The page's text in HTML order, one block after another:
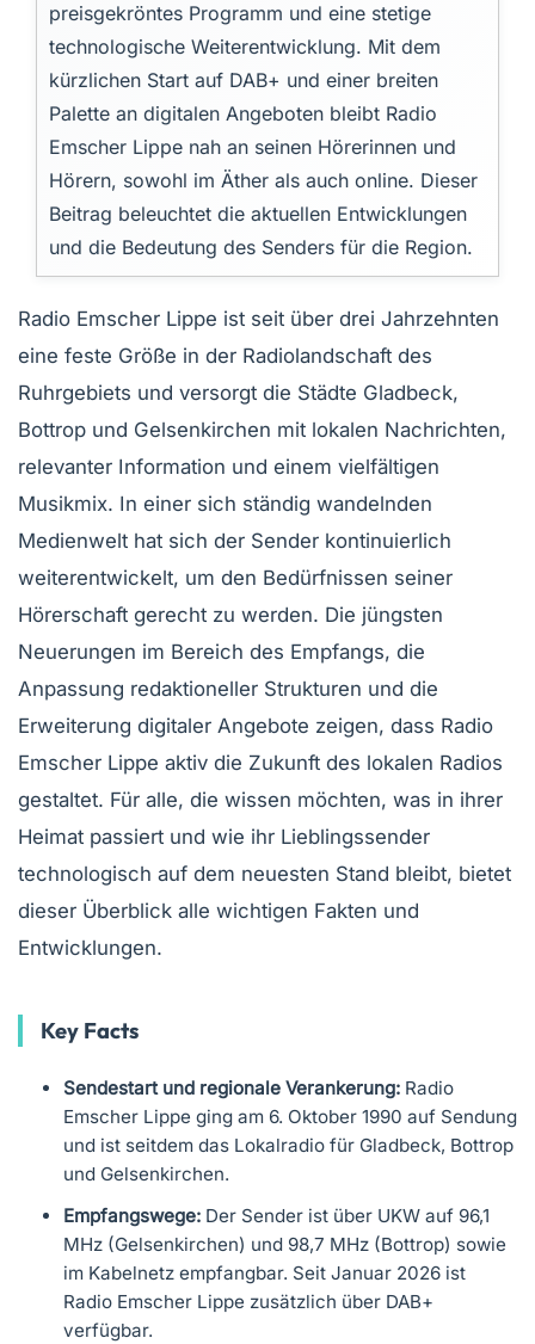
preisgekröntes Programm und eine stetige
technologische Weiterentwicklung. Mit dem
kürzlichen Start auf DAB+ und einer breiten
Palette an digitalen Angeboten bleibt Radio
Emscher Lippe nah an seinen Hörerinnen und
Hörern, sowohl im Äther als auch online. Dieser
Beitrag beleuchtet die aktuellen Entwicklungen
und die Bedeutung des Senders für die Region.
Radio Emscher Lippe ist seit über drei Jahrzehnten
eine feste Größe in der Radiolandschaft des
Ruhrgebiets und versorgt die Städte Gladbeck,
Bottrop und Gelsenkirchen mit lokalen Nachrichten,
relevanter Information und einem vielfältigen
Musikmix. In einer sich ständig wandelnden
Medienwelt hat sich der Sender kontinuierlich
weiterentwickelt, um den Bedürfnissen seiner
Hörerschaft gerecht zu werden. Die jüngsten
Neuerungen im Bereich des Empfangs, die
Anpassung redaktioneller Strukturen und die
Erweiterung digitaler Angebote zeigen, dass Radio
Emscher Lippe aktiv die Zukunft des lokalen Radios
gestaltet. Für alle, die wissen möchten, was in ihrer
Heimat passiert und wie ihr Lieblingssender
technologisch auf dem neuesten Stand bleibt, bietet
dieser Überblick alle wichtigen Fakten und
Entwicklungen.
Key Facts
Sendestart und regionale Verankerung: Radio
Emscher Lippe ging am 6. Oktober 1990 auf Sendung
und ist seitdem das Lokalradio für Gladbeck, Bottrop
und Gelsenkirchen.
Empfangswege: Der Sender ist über UKW auf 96,1
MHz (Gelsenkirchen) und 98,7 MHz (Bottrop) sowie
im Kabelnetz empfangbar. Seit Januar 2026 ist
Radio Emscher Lippe zusätzlich über DAB+
verfügbar.